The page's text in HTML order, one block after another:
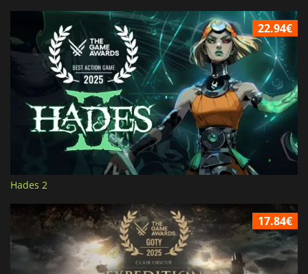
22.94€
Hades 2
17.84€